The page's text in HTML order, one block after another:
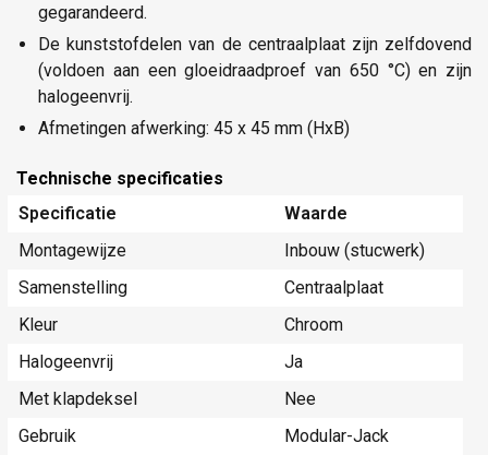
gegarandeerd.
De kunststofdelen van de centraalplaat zijn zelfdovend
(voldoen aan een gloeidraadproef van 650 °C) en zijn
halogeenvrij.
Afmetingen afwerking: 45 x 45 mm (HxB)
Technische specificaties
Specificatie
Waarde
Montagewijze
Inbouw (stucwerk)
Samenstelling
Centraalplaat
Kleur
Chroom
Halogeenvrij
Ja
Met klapdeksel
Nee
Gebruik
Modular-Jack